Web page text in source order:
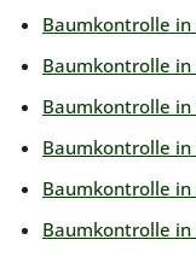
Baumkontrolle in
Baumkontrolle in
Baumkontrolle
Baumkontrolle in
Baumkontrolle in
Baumkontrolle